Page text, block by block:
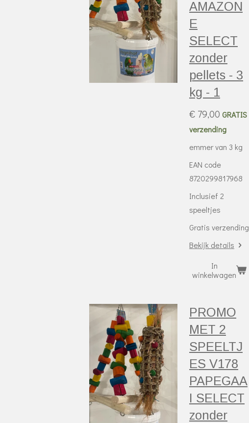
AMAZON
E
SELECT
zonder
pellets - 3
kg - 1
€ 79,00 GRATIS
verzending
emmer van 3 kg
EAN code
8720299817968
Inclusief 2
speeltjes
Gratis verzending
Bekijk details
In
winkelwagen
PROMO
MET 2
SPEELTJ
ES V178
PAPEGAA
I SELECT
zonder